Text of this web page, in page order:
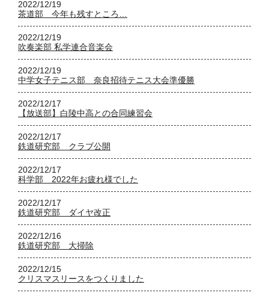
2022/12/19
茶道部 今年も残すところ…
2022/12/19
吹奏楽部 私学連合音楽会
2022/12/19
中学女子テニス部 奈良招待テニス大会準優勝
2022/12/17
【放送部】白陵中高との合同練習会
2022/12/17
鉄道研究部 クラブ公開
2022/12/17
科学部 2022年お疲れ様でした
2022/12/17
鉄道研究部 ダイヤ改正
2022/12/16
鉄道研究部 大掃除
2022/12/15
クリスマスリースをつくりました